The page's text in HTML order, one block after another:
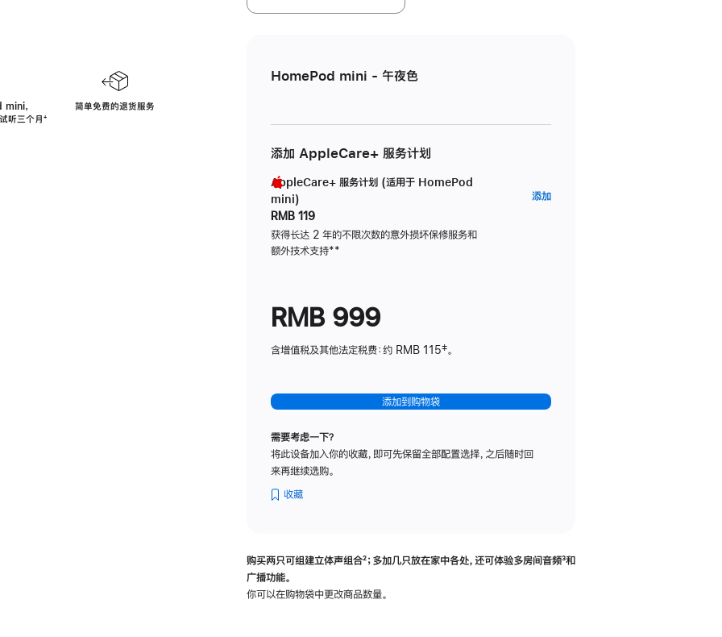
，
听三个月脚
⁺
简单免费的退货服务
HomePod mini - 午夜色
添加 AppleCare+ 服务计划
AppleCare+ 服务计划 (适用于 HomePod
mini)
RMB 119
获得长达 2 年的不限次数的意外损坏保修服务和
额外技术支持脚
**
添加AppleCare+
RMB 999
含增值税及其他法定税费：约 RMB 115‡。
添加到购物袋
需要考虑一下？
将此设备加入你的收藏，即可先保留全部配置选择，之后随时回
来再继续选购。
收藏
购买两只可组建立体声组合脚
²；多加几只放在家中各处，还可体验多‍房‍间音频脚
³和
广播功能。
你可以在购物袋中更改商品数量。